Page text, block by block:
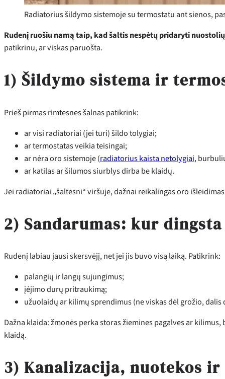
Radiatorius šildymo sistemoje su termostatu ant sienos,
Rudenį ruošiu namą taip, kad šaltis nespėtų pridaryti
patikrinu, ar viskas paruošta.
1) Šildymo sistema ir
Prieš pirmas rimtesnes šalnas patikrink:
ar visi radiatoriai (jei turi) šildo tolygiai;
ar termostatas veikia teisingai;
ar nėra oro sistemoje (radiatorius kaista netolygiai,
ar katilas ar šilumos siurblys dirba be klaidų.
Jei radiatoriai „šaltesni“ viršuje, dažnai reikalingas oro
2) Sandarumas: kur
Rudenį labiau jausi skersvėjį, net jei jis buvo visą laiką. Patikrink:
palangių ir langų sujungimus;
įėjimo durų pritraukimą;
užuolaidų ar kilimų sprendimus (ne viskas dėl grožio, dalis
Dažna klaida: žmonės perka storas žiemines pagalves ar
klaidą.
3) Kanalizacija, nuotekos